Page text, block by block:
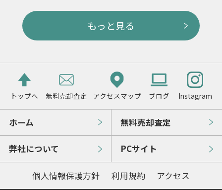
もっと見る
トップへ 無料売却査定 アクセスマップ ブログ Instagram
ホーム 無料売却査定
弊社について PCサイト
個人情報保護方針 利用規約 アクセス